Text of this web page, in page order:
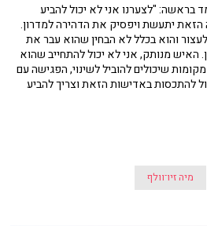
"לצערנו אני לא יכול להביע
יתעשת ויפסיק את הדהירה למדרון.
לעצור והוא בכלל לא הבחין שהוא עבר את
האיש מנותק, אני לא יכול להתחייב שהוא
שיכולים להוביל לשינוי, הפגישה עם
להתכסות באדישות הזאת וצריך להביע
מיה זיו־וולף